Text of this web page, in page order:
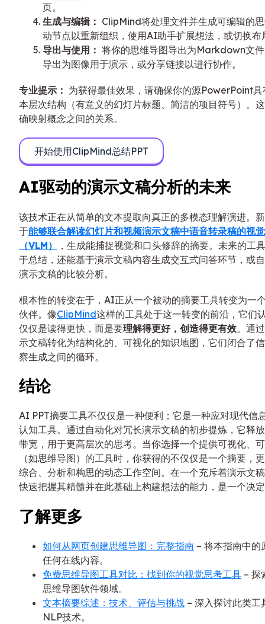
页。
生成与编辑： ClipMind将处理文件并生成可编辑的
动节点以重新组织，使用AI助手扩展想法，或切换布
导出与使用： 将你的思维导图导出为Markdown文
导出为图像用于演示，或分享链接以进行协作。
专业提示： 为获得最佳效果，请确保你的源PowerPoint具
本层次结构（有意义的幻灯片标题、简洁的项目符号）。
确映射概念之间的关系。
开始使用ClipMind总结PPT
AI驱动的演示文稿分析的未来
该技术正在从简单的文本提取向真正的多模态理解演进。
于能够联合解读幻灯片和视频演示文稿中语音转录稿的视
（VLM）
，生成能捕捉视觉和口头修辞的摘要。未来的工
于总结，还能基于演示文稿内容生成交互式问答环节，或
演示文稿的比较分析。
根本性的转变在于，AI正从一个被动的摘要工具转变为一
伙伴。像ClipMind这样的工具处于这一转变的前沿，它们
仅仅是读得更快，而是要理解得更好，创造得更有效。通
示文稿转化为结构化的、可视化的知识地图，它们闭合了
察生成之间的循环。
结论
AI PPT摘要工具不仅仅是一种便利；它是一种应对现代信
认知工具。通过自动化对冗长演示文稿的初步提炼，它释
带宽，用于更高层次的思考。当你选择一个提供可视化、
（如思维导图）的工具时，你获得的不仅仅是一个摘要，
综合、分析和构思的动态工作空间。在一个充斥着演示文
快速把握其精髓并在此基础上构建想法的能力，是一个决
了解更多
如何从网页创建思维导图：完整指南 – 将本指南中的
任何在线内容。
免费思维导图工具对比：找到你的视觉思考工具 – 探
思维导图软件领域。
文本摘要综述：技术、评估与挑战 – 深入探讨此类工
NLP技术。